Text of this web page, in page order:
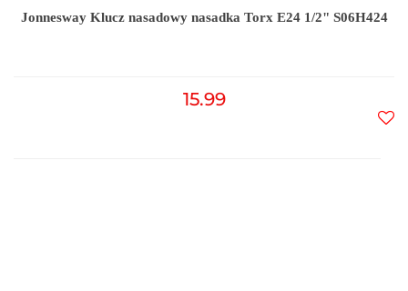
Jonnesway Klucz nasadowy nasadka Torx E24 1/2" S06H424
15.99